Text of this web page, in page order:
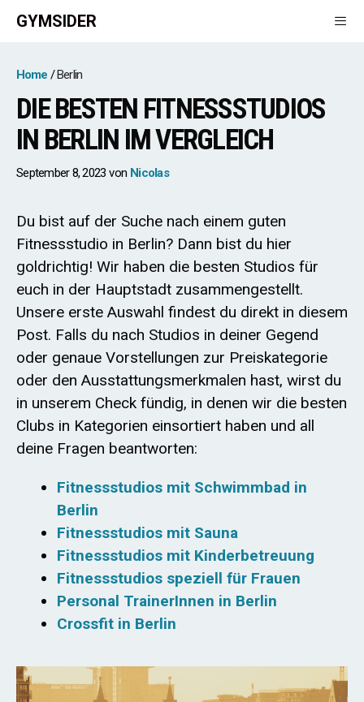
Zum
Inhalt
GYMSIDER
Home Berlin
DIE BESTEN FITNESSSTUDIOS
IN BERLIN IM VERGLEICH
September 8, 2023 von Nicolas
Du bist auf der Suche nach einem guten
Fitnessstudio in Berlin? Dann bist du hier
goldrichtig! Wir haben die besten Studios für
euch in der Hauptstadt zusammengestellt.
Unsere erste Auswahl findest du direkt in diesem
Post. Falls du nach Studios in deiner Gegend
oder genaue Vorstellungen zur Preiskategorie
oder den Ausstattungsmerkmalen hast, wirst du
in unserem Check fündig, in denen wir die besten
Clubs in Kategorien einsortiert haben und all
deine Fragen beantworten:
Fitnessstudios mit Schwimmbad in
Berlin
Fitnessstudios mit Sauna
Fitnessstudios mit Kinderbetreuung
Fitnessstudios speziell für Frauen
Personal TrainerInnen in Berlin
Crossfit in Berlin